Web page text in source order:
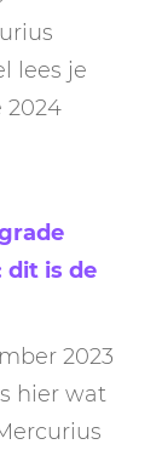
lees je
2024
dit is de
2023
hier wat